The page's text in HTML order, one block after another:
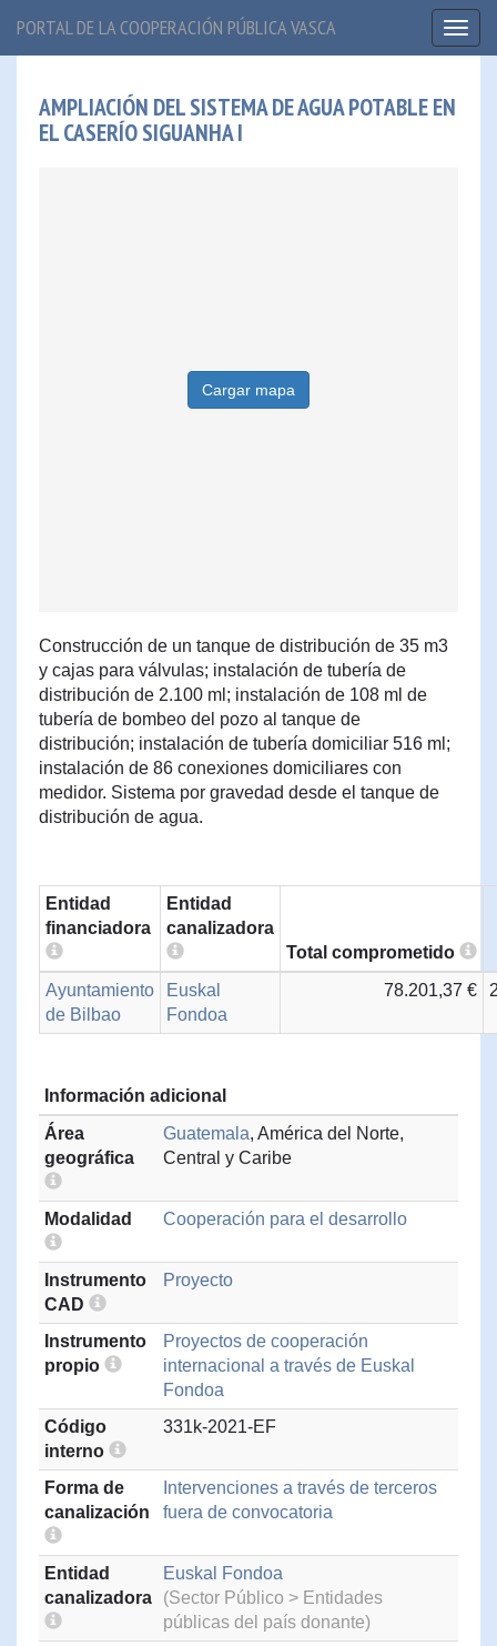
PORTAL DE LA COOPERACIÓN PÚBLICA VASCA
AMPLIACIÓN DEL SISTEMA DE AGUA POTABLE EN
EL CASERÍO SIGUANHA I
Cargar mapa
Construcción de un tanque de distribución de 35 m3
y cajas para válvulas; instalación de tubería de
distribución de 2.100 ml; instalación de 108 ml de
tubería de bombeo del pozo al tanque de
distribución; instalación de tubería domiciliar 516 ml;
instalación de 86 conexiones domiciliares con
medidor. Sistema por gravedad desde el tanque de
distribución de agua.
Entidad
financiadora
Entidad
canalizadora
Total comprometido
Ayuntamiento
de Bilbao
Euskal
Fondoa
78.201,37 €
Información adicional
Área
geográfica
Guatemala, América del Norte,
Central y Caribe
Modalidad Cooperación para el desarrollo
Instrumento
CAD
Proyecto
Instrumento
propio
Proyectos de cooperación
internacional a través de Euskal
Fondoa
Código
interno
331k-2021-EF
Forma de
canalización
Intervenciones a través de terceros
fuera de convocatoria
Entidad
canalizadora
Euskal Fondoa
(Sector Público > Entidades
públicas del país donante)